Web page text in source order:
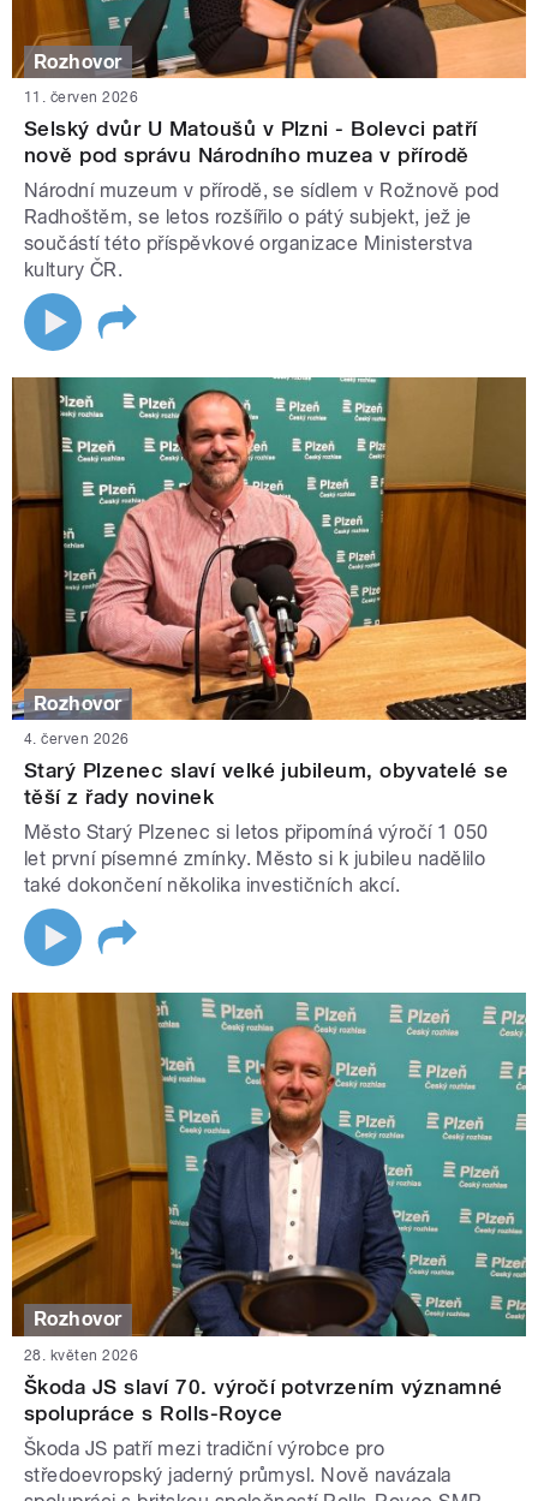
Rozhovor
11. červen 2026
Selský dvůr U Matoušů v Plzni - Bolevci patří
nově pod správu Národního muzea v přírodě
Národní muzeum v přírodě, se sídlem v Rožnově pod
Radhoštěm, se letos rozšířilo o pátý subjekt, jež je
součástí této příspěvkové organizace Ministerstva
kultury ČR.
Rozhovor
4. červen 2026
Starý Plzenec slaví velké jubileum, obyvatelé se
těší z řady novinek
Město Starý Plzenec si letos připomíná výročí 1 050
let první písemné zmínky. Město si k jubileu nadělilo
také dokončení několika investičních akcí.
Rozhovor
28. květen 2026
Škoda JS slaví 70. výročí potvrzením významné
spolupráce s Rolls-Royce
Škoda JS patří mezi tradiční výrobce pro
středoevropský jaderný průmysl. Nově navázala